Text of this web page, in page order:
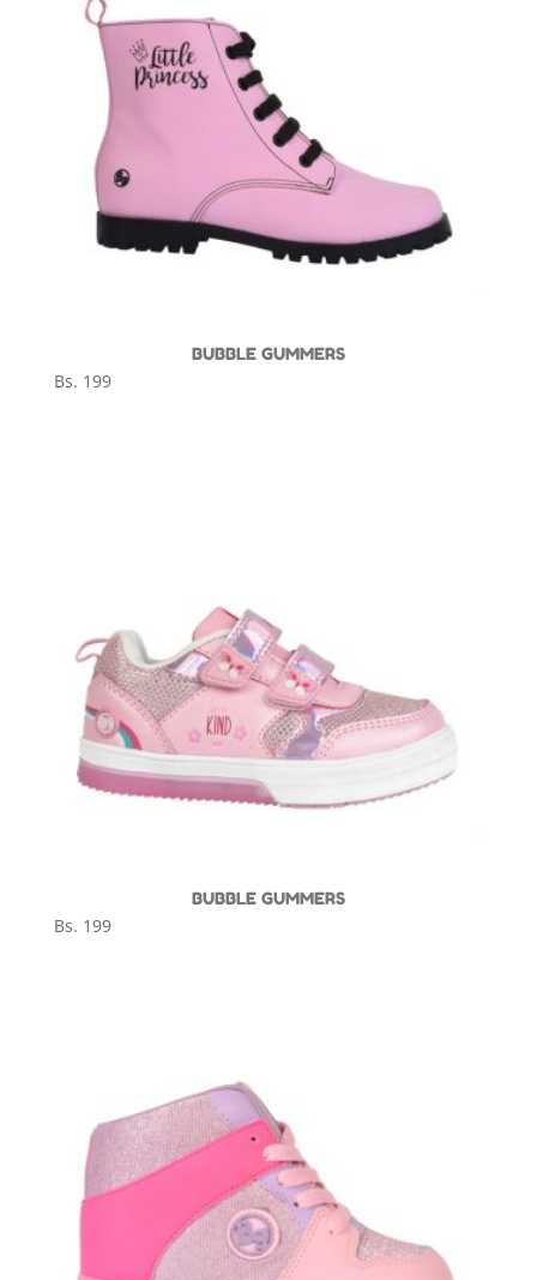
BUBBLE GUMMERS
Bs. 199
BUBBLE GUMMERS
Bs. 199